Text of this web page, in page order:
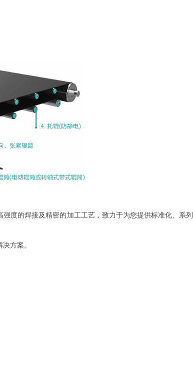
强度的焊接及精密的加工工艺，致力于为您提供标准化、系列
方案。